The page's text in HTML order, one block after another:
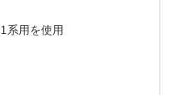
系用を使用